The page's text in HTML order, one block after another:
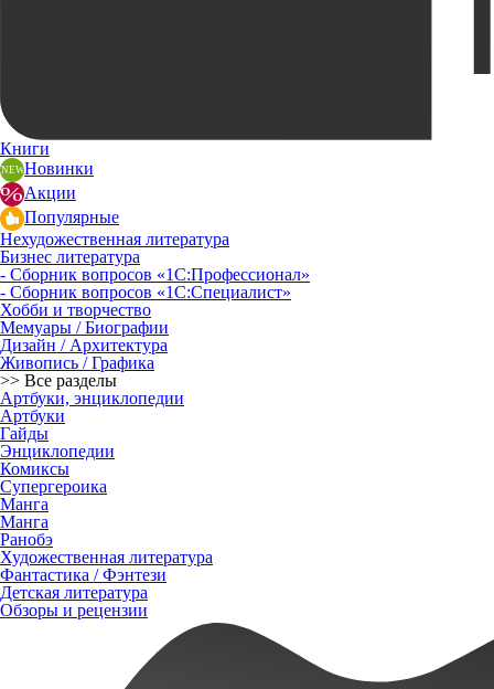
Книги
Новинки
Акции
Популярные
Нехудожественная литература
Бизнес литература
- Сборник вопросов «1С:Профессионал»
- Сборник вопросов «1С:Специалист»
Хобби и творчество
Мемуары / Биографии
Дизайн / Архитектура
Живопись / Графика
>> Все разделы
Артбуки, энциклопедии
Артбуки
Гайды
Энциклопедии
Комиксы
Супергероика
Манга
Манга
Ранобэ
Художественная литература
Фантастика / Фэнтези
Детская литература
Обзоры и рецензии